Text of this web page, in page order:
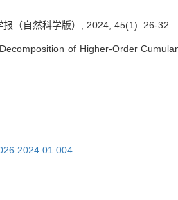
（自然科学版）, 2024, 45(1): 26-32.
of Higher‐Order